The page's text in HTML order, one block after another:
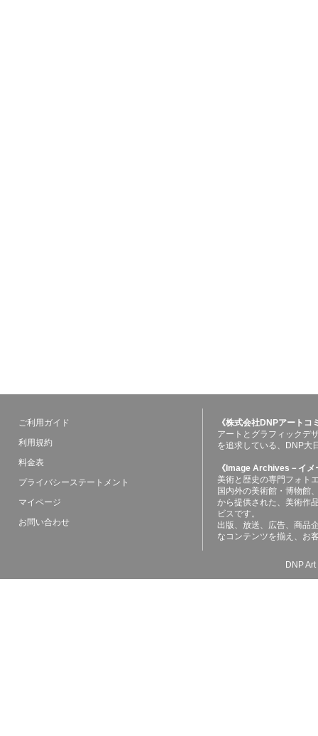
ご利用ガイド
利用規約
料金表
プライバシーステートメント
マイページ
お問い合わせ
《株式会社DNPアート
アートとグラフィックデ
を追求している、DNP大
《Image Archives－イ
美術と歴史の専門フォト
国内外の美術館・博物館
から提供された、美術作
ビスです。
出版、放送、広告、商品
なコンテンツを揃え、お
DNP